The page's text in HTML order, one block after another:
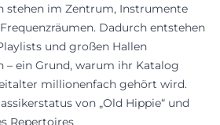
stehen im Zentrum, Instrumente
Dadurch entstehen
und großen Hallen
– ein Grund, warum ihr Katalog
millionenfach gehört wird.
von „Old Hippie“ und
Repertoires